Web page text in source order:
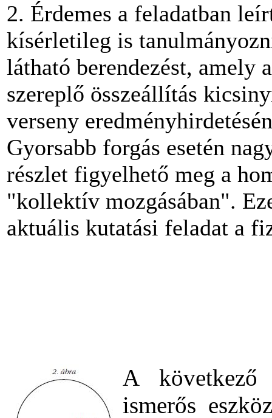
2. Érdemes a feladatban
kísérletileg is
látható berendezést, amely
szereplő összeállítás
verseny
Gyorsabb forgás esetén
részlet figyelhető meg a
"kollektív mozgásában".
aktuális kutatási feladat a
A következő
ismerős